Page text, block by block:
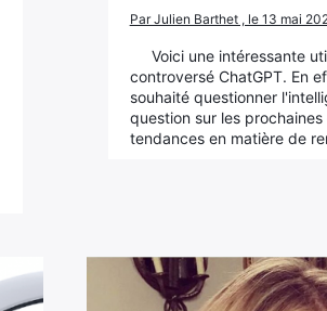
Par Julien Barthet , le 13 mai
Voici une intéressante
controversé ChatGPT. En
souhaité questionner
question sur les
tendances en matière de